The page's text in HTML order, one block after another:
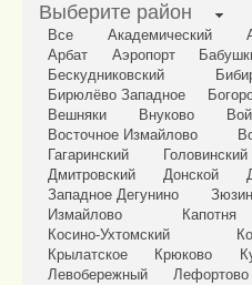
Выберите район
Все Академический
Арбат
Аэропорт
Бескудниковский
Бирюлёво Западное
Вешняки
Внуково
Восточное Измайлово
Гагаринский
Головинский
Дмитровский
Донской
Западное Дегунино
Измайлово
Капотня
Косино-Ухтомский
Крылатское
Крюково
Левобережный
Лефортово